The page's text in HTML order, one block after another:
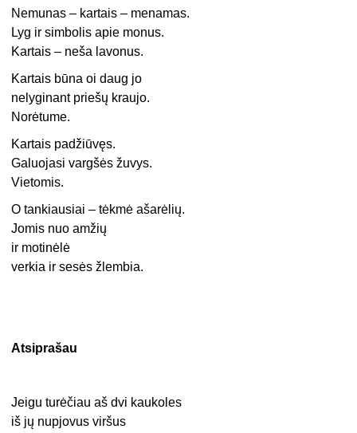
Nemunas – kartais – menamas.
Lyg ir simbolis apie monus.
Kartais – neša lavonus.
Kartais būna oi daug jo
nelyginant priešų kraujo.
Norėtume.
Kartais padžiūvęs.
Galuojasi vargšės žuvys.
Vietomis.
O tankiausiai – tėkmė ašarėlių.
Jomis nuo amžių
ir motinėlė
verkia ir sesės žlembia.
Atsiprašau
Jeigu turėčiau aš dvi kaukoles
iš jų nupjovus viršus